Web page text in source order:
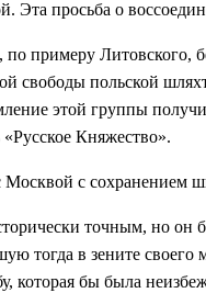
Эта просьба о
по примеру
свободы польской
этой группы
Княжество».
с сохранением
точным, но
тогда в зените
которая бы была